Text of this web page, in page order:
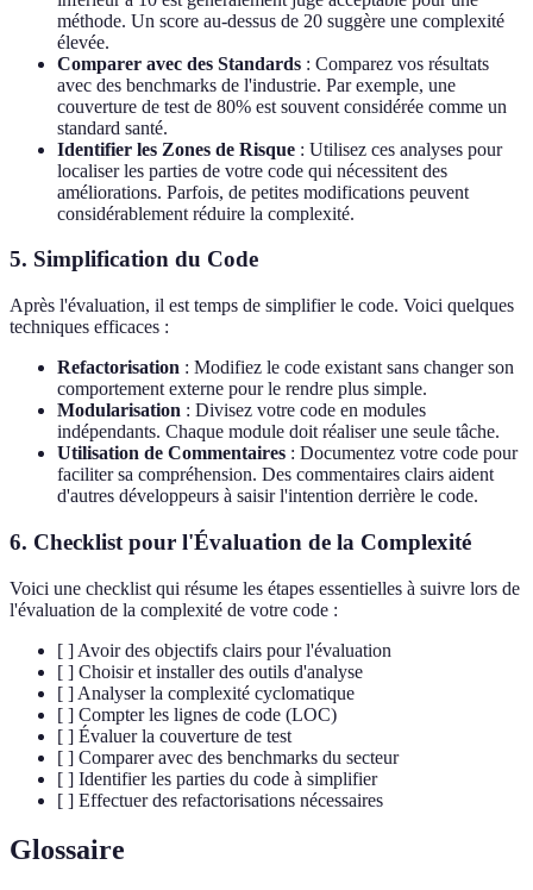
méthode. Un score au-dessus de 20 suggère une complexité
élevée.
Comparer avec des Standards : Comparez vos résultats
avec des benchmarks de l'industrie. Par exemple, une
couverture de test de 80% est souvent considérée comme un
standard santé.
Identifier les Zones de Risque : Utilisez ces analyses pour
localiser les parties de votre code qui nécessitent des
améliorations. Parfois, de petites modifications peuvent
considérablement réduire la complexité.
5. Simplification du Code
Après l'évaluation, il est temps de simplifier le code. Voici quelques
techniques efficaces :
Refactorisation : Modifiez le code existant sans changer son
comportement externe pour le rendre plus simple.
Modularisation : Divisez votre code en modules
indépendants. Chaque module doit réaliser une seule tâche.
Utilisation de Commentaires : Documentez votre code pour
faciliter sa compréhension. Des commentaires clairs aident
d'autres développeurs à saisir l'intention derrière le code.
6. Checklist pour l'Évaluation de la Complexité
Voici une checklist qui résume les étapes essentielles à suivre lors de
l'évaluation de la complexité de votre code :
[ ] Avoir des objectifs clairs pour l'évaluation
[ ] Choisir et installer des outils d'analyse
[ ] Analyser la complexité cyclomatique
[ ] Compter les lignes de code (LOC)
[ ] Évaluer la couverture de test
[ ] Comparer avec des benchmarks du secteur
[ ] Identifier les parties du code à simplifier
[ ] Effectuer des refactorisations nécessaires
Glossaire